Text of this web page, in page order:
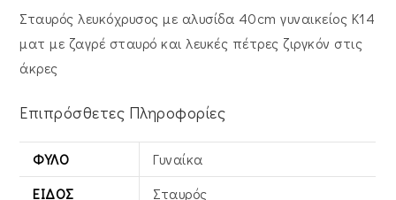
Σταυρός λευκόχρυσος με αλυσίδα 40cm γυναικείος Κ14
ματ με ζαγρέ σταυρό και λευκές πέτρες ζιργκόν στις
άκρες
Επιπρόσθετες Πληροφορίες
ΦΎΛΟ
Γυναίκα
ΕΊΔΟΣ
Σταυρός